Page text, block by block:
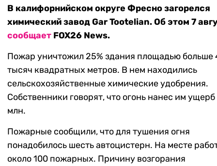
В калифорнийском округе Фресно загорелся
химический завод Gar Tootelian. Об этом 7
сообщает FOX26 News.
Пожар уничтожил 25% здания площадью больше
тысяч квадратных метров. В нем находились
сельскохозяйственные химические удобрения.
Собственники говорят, что огонь нанес им
млн.
Пожарные сообщили, что для тушения огня
понадобилось шесть автоцистерн. На месте
около 100 пожарных. Причину возгорания